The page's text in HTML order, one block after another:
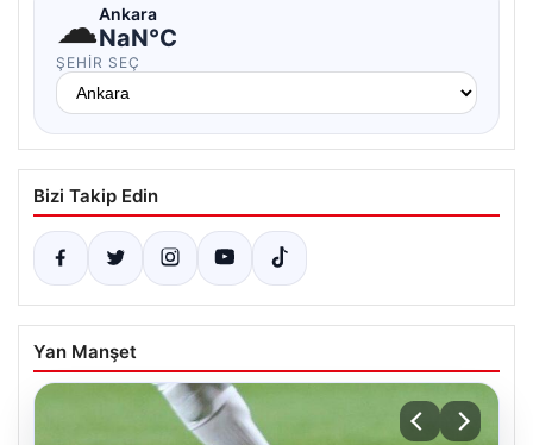
☁Ankara
NaN°C
ŞEHIR SEÇ
Bizi Takip Edin
Yan Manşet